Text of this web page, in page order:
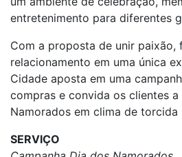
entretenimento para diferentes
Com a proposta de unir paixão,
relacionamento em uma única
Cidade aposta em uma
compras e convida os clientes
Namorados em clima de torcida
SERVIÇO